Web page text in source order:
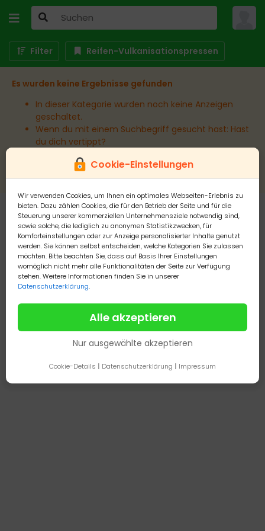
Cookie-Einstellungen
Wir verwenden Cookies, um Ihnen ein optimales Webseiten-Erlebnis zu
bieten. Dazu zählen Cookies, die für den Betrieb der Seite und für die
Steuerung unserer kommerziellen Unternehmensziele notwendig sind,
sowie solche, die lediglich zu anonymen Statistikzwecken, für
Komforteinstellungen oder zur Anzeige personalisierter Inhalte genutzt
werden. Sie können selbst entscheiden, welche Kategorien Sie zulassen
möchten. Bitte beachten Sie, dass auf Basis Ihrer Einstellungen
womöglich nicht mehr alle Funktionalitäten der Seite zur Verfügung
stehen. Weitere Informationen finden Sie in unserer
Datenschutzerklärung.
Alle akzeptieren
Nur ausgewählte akzeptieren
Cookie-Details | Datenschutzerklärung | Impressum
Filter Reifen-Vulkanisationspressen
Es wurden keine Ergebnisse gefunden
In dieser Kategorie wurden noch keine Anzeigen
geschaltet.
Wenn du mit einem Suchbegriff gesucht hast: Hast
du dich vertippt?
Erweitere den Umkreis.